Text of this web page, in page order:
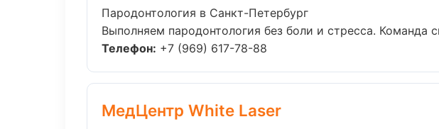
Пародонтология в Санкт-Петербург
Выполняем пародонтология без боли и стресса. Команда
Телефон: +7 (969) 617-78-88
МедЦентр White Laser